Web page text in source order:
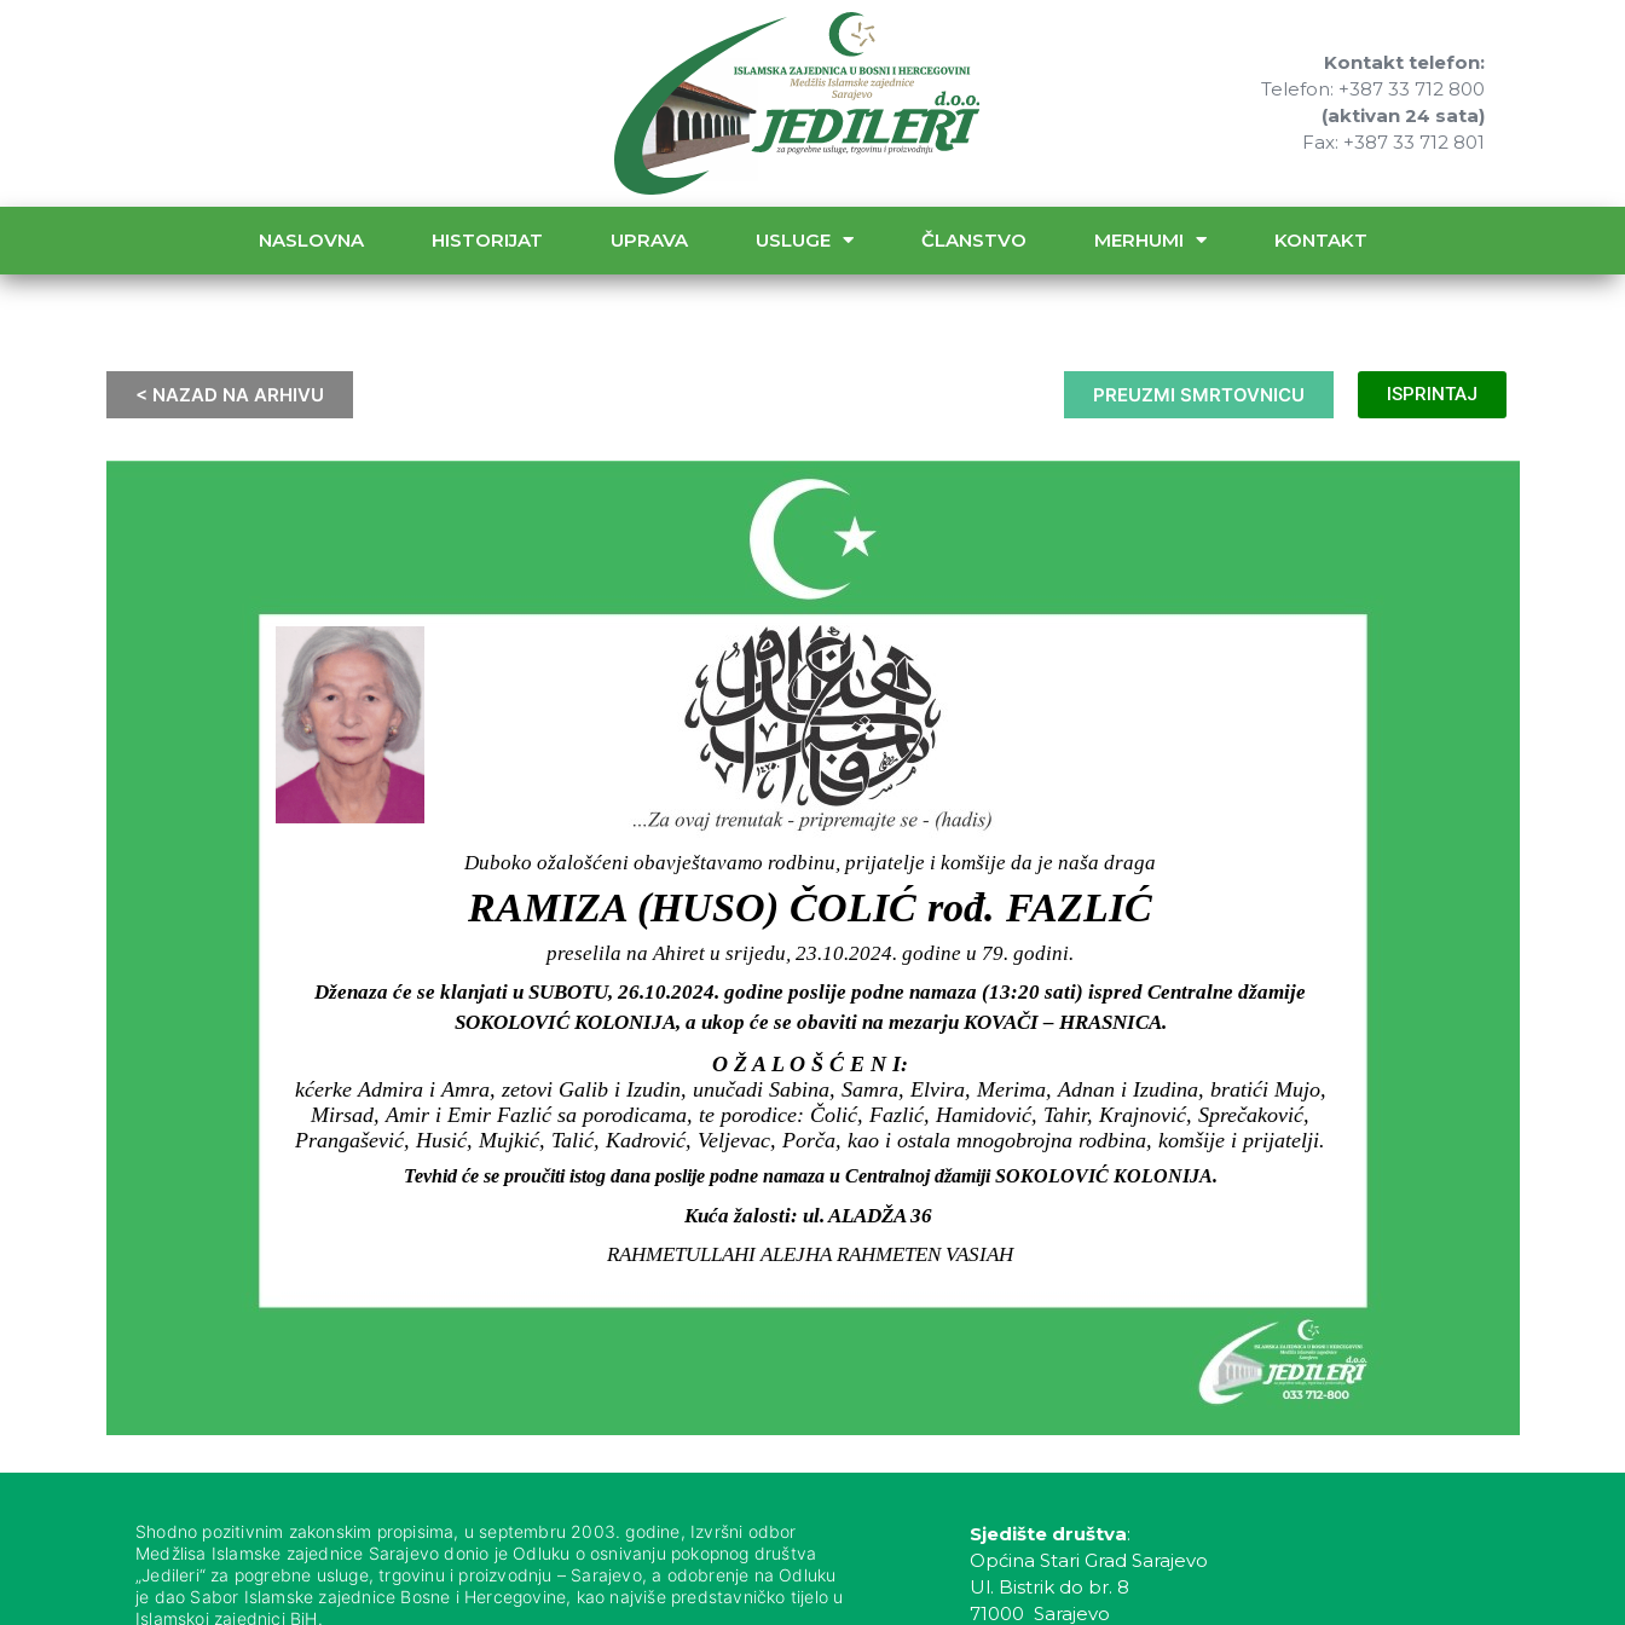
Kontakt telefon:
Telefon: +387 33 712 800
(aktivan 24 sata)
Fax: +387 33 712 801
NASLOVNA HISTORIJAT UPRAVA USLUGE ČLANSTVO MERHUMI KONTAKT
< NAZAD NA ARHIVU PREUZMI SMRTOVNICU ISPRINTAJ
Duboko ožalošćeni obavještavamo rodbinu, prijatelje i komšije da je naša draga
RAMIZA (HUSO) ČOLIĆ rođ. FAZLIĆ
preselila na Ahiret u srijedu, 23.10.2024. godine u 79. godini.
Dženaza će se klanjati u SUBOTU, 26.10.2024. godine poslije podne namaza (13:20 sati) ispred Centralne džamije
SOKOLOVIĆ KOLONIJA, a ukop će se obaviti na mezarju KOVAČI – HRASNICA.
O Ž A L O Š Ć E N I:
kćerke Admira i Amra, zetovi Galib i Izudin, unučadi Sabina, Samra, Elvira, Merima, Adnan i Izudina, bratići Mujo,
Mirsad, Amir i Emir Fazlić sa porodicama, te porodice: Čolić, Fazlić, Hamidović, Tahir, Krajnović, Sprečaković,
Prangašević, Husić, Mujkić, Talić, Kadrović, Veljevac, Porča, kao i ostala mnogobrojna rodbina, komšije i prijatelji.
Tevhid će se proučiti istog dana poslije podne namaza u Centralnoj džamiji SOKOLOVIĆ KOLONIJA.
Kuća žalosti: ul. ALADŽA 36
RAHMETULLAHI ALEJHA RAHMETEN VASIAH
Shodno pozitivnim zakonskim propisima, u septembru 2003. godine, Izvršni odbor
Medžlisa Islamske zajednice Sarajevo donio je Odluku o osnivanju pokopnog društva
„Jedileri“ za pogrebne usluge, trgovinu i proizvodnju – Sarajevo, a odobrenje na Odluku
je dao Sabor Islamske zajednice Bosne i Hercegovine, kao najviše predstavničko tijelo u
Islamskoj zajednici BiH.
Sjedište društva:
Općina Stari Grad Sarajevo
Ul. Bistrik do br. 8
71000 Sarajevo